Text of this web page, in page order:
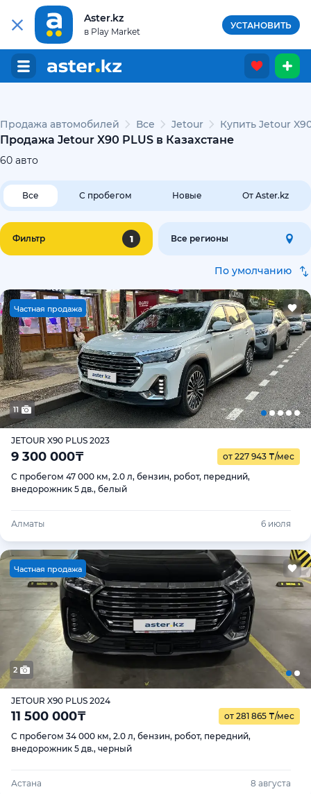
Aster.kz
в Play Market
УСТАНОВИТЬ
Продажа автомобилей Все Jetour Купить Jetour
Продажа Jetour X90 PLUS в Казахстане
60 авто
Все С пробегом Новые От Aster.kz
Фильтр 1 Все регионы
По умолчанию
Частная продажа
11
JETOUR X90 PLUS 2023
9 300 000₸ от 227 943 ₸/мес
С пробегом 47 000 км, 2.0 л, бензин, робот, передний,
внедорожник 5 дв., белый
Алматы 6 июля
Частная продажа
2
JETOUR X90 PLUS 2024
11 500 000₸ от 281 865 ₸/мес
С пробегом 34 000 км, 2.0 л, бензин, робот, передний,
внедорожник 5 дв., черный
Астана 8 августа